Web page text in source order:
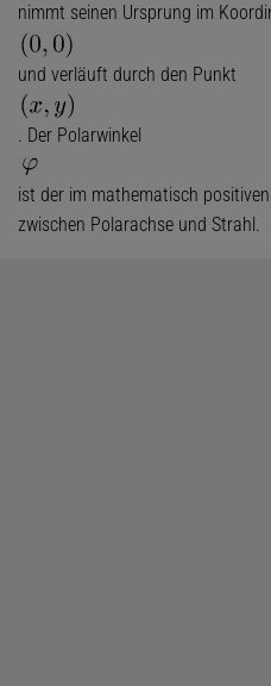
nimmt seinen Ursprung im
und verläuft durch den Punkt
. Der Polarwinkel
ist der im mathematisch
zwischen Polarachse und Strahl.